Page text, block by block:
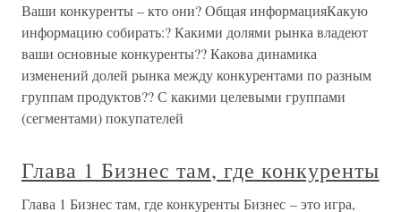
Ваши конкуренты – кто они? Общая информацияКакую
информацию собирать:? Какими долями рынка владеют
ваши основные конкуренты?? Какова динамика
изменений долей рынка между конкурентами по разным
группам продуктов?? С какими целевыми группами
(сегментами) покупателей
Глава 1 Бизнес там, где конкуренты
Глава 1 Бизнес там, где конкуренты Бизнес – это игра,